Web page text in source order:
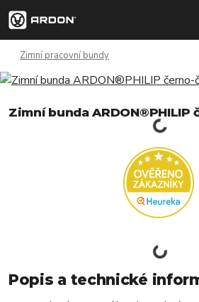
Zimní pracovní bundy
Zimní bunda ARDON®PHILIP
Popis a technické